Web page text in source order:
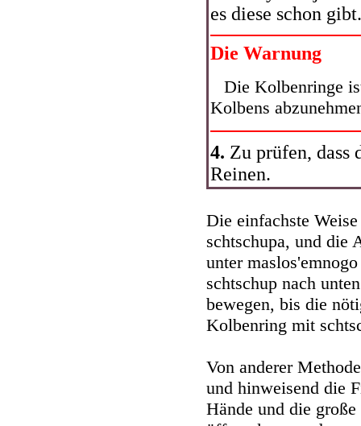
es diese schon gibt.
Die Warnung
Die Kolbenringe
Kolbens
4. Zu prüfen,
Reinen.
Die einfachste
schtschupa, und die
unter
schtschup nach
bewegen, bis die
Kolbenring mit
Von anderer
und hinweisend die
Hände und die